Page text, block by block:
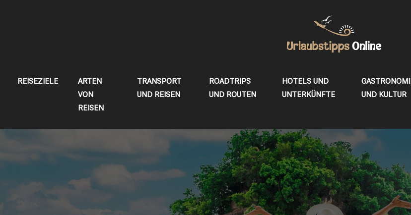
REISEZIELE
ARTEN
VON
REISEN
TRANSPORT
UND REISEN
ROADTRIPS
UND ROUTEN
HOTELS UND
UNTERKÜNFTE
UND KULTUR